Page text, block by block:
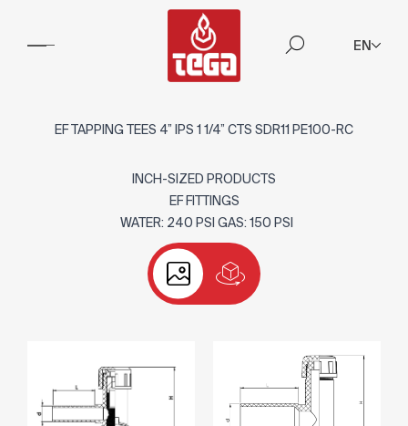
EN
EF TAPPING TEES 4” IPS 1 1/4” CTS SDR11 PE100-RC
INCH-SIZED PRODUCTS
EF FITTINGS
WATER: 240 PSI GAS: 150 PSI